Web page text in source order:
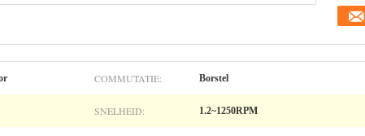
COMMUTATIE: Borstel
SNELHEID: 1.2~1250RPM